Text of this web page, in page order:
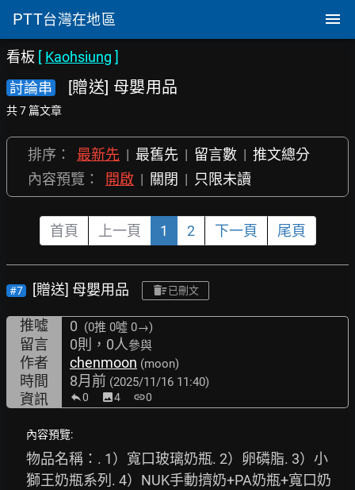
PTT台灣在地區
看板 [ Kaohsiung ]
討論串
[贈送] 母嬰用品
共 7 篇文章
排序： 最新先 | 最舊先 | 留言數 | 推文總分
內容預覽：
開啟 | 關閉 | 只限未讀
首頁 上一頁 1 2 下一頁 尾頁
#7 [贈送] 母嬰用品 已刪文
推噓 0 (0推 0噓 0→)
留言 0則，0人參與
作者 chenmoon (moon)
時間 8月前 (2025/11/16 11:40)
資訊 0 image4 link0
內容預覽:
物品名稱：. 1）寬口玻璃奶瓶. 2）卵磷脂. 3）小
獅王奶瓶系列. 4）NUK手動擠奶+PA奶瓶+寬口奶